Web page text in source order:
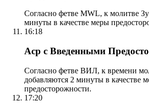
Согласно фетве MWL, к молитве
минуты в качестве меры
16:18
Аср с Введенными
Согласно фетве ВИЛ, к времени
добавляются 2 минуты в качестве
предосторожности.
17:20